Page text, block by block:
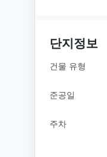
단지정보
건물 유형
준공일
주차